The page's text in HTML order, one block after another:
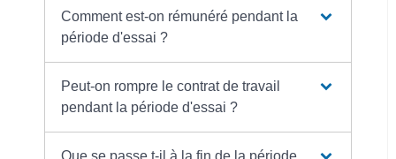
Comment est-on rémunéré pendant la
période d'essai ?
Peut-on rompre le contrat de travail
pendant la période d'essai ?
Que se passe t-il à la fin de la période